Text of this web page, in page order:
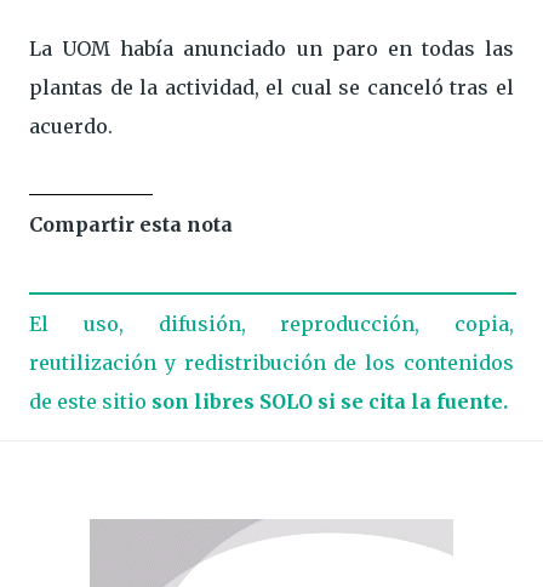
La UOM había anunciado un paro en todas las
plantas de la actividad, el cual se canceló tras el
acuerdo.
Compartir esta nota
El uso, difusión, reproducción, copia,
reutilización y redistribución de los contenidos
de este sitio son libres SOLO si se cita la fuente.